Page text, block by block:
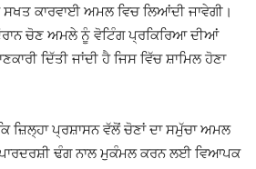
ਕਾਰਵਾਈ ਅਮਲ ਵਿਚ ਲਿਆਂਦੀ ਜਾਵੇਗੀ।
ਚੋਣ ਅਮਲੇ ਨੂੰ ਵੋਟਿੰਗ ਪ੍ਰਕਿਰਿਆ ਦੀਆਂ
ਦਿੱਤੀ ਜਾਂਦੀ ਹੈ ਜਿਸ ਵਿੱਚ ਸ਼ਾਮਿਲ ਹੋਣਾ
ਜ਼ਿਲ੍ਹਾ ਪ੍ਰਸ਼ਾਸਨ ਵੱਲੋਂ ਚੋਣਾਂ ਦਾ ਸਮੁੱਚਾ ਅਮਲ
ਢੰਗ ਨਾਲ ਮੁਕੰਮਲ ਕਰਨ ਲਈ ਵਿਆਪਕ